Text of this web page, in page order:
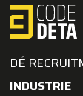
DÉ
INDUSTRIE